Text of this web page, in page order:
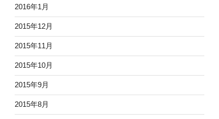
2016年1月
2015年12月
2015年11月
2015年10月
2015年9月
2015年8月